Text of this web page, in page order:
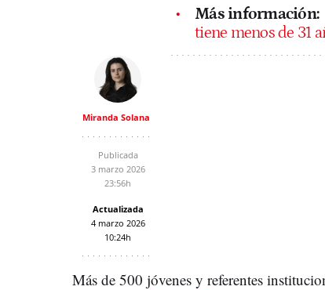
Más información:
tiene menos de 31
Miranda Solana
Publicada
3 marzo 2026
23:56h
Actualizada
4 marzo 2026
10:24h
Más de 500 jóvenes y referentes